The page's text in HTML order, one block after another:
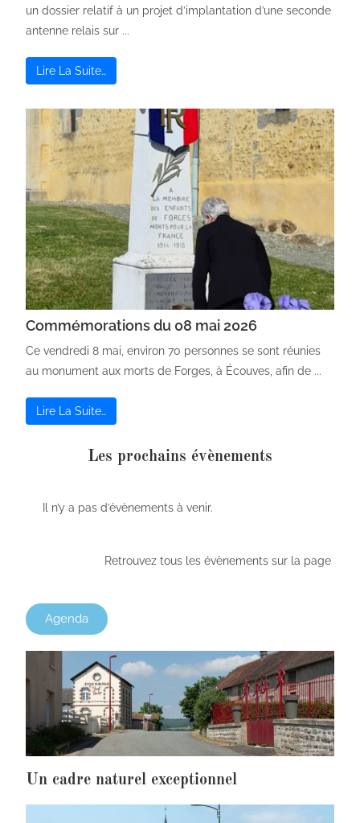
un dossier relatif à un projet d’implantation d’une seconde
antenne relais sur ...
Lire La Suite…
Commémorations du 08 mai 2026
Ce vendredi 8 mai, environ 70 personnes se sont réunies
au monument aux morts de Forges, à Écouves, afin de ...
Lire La Suite…
Les prochains évènements
Il n’y a pas d’évènements à venir.
Retrouvez tous les évènements sur la page
Agenda
Un cadre naturel exceptionnel